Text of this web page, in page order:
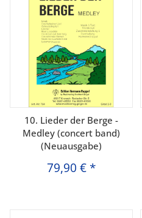
10. Lieder der Berge -
Medley (concert band)
(Neuausgabe)
79,90 € *